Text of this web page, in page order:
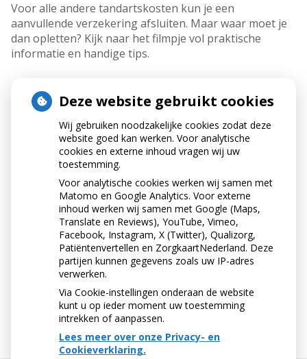
Voor alle andere tandartskosten kun je een
aanvullende verzekering afsluiten. Maar waar moet je
dan opletten? Kijk naar het filmpje vol praktische
informatie en handige tips.
Besluit je over te stappen naar een andere
zorgverzekeraar? Doe dit dan uiterlijk 31 december.
Dan heb je nog een hele maand de tijd om een andere
verzekering en/of aanvullende tandartsverzekering
afsluiten, maar dan moet je je oude verzekering wel
voor 1 januari hebben beëindigd. De nieuwe
zorgverzekering en de aanvullende pakketten gaan
dan met terugwerkende kracht in.
HANDIGE
VERGELIJKINGSSITES
Wil je zorgverzekeringen vergelijken? Kijk dan op de
websites van deConsumentenbondofZorgwijzer
Deze website gebruikt cookies
Wij gebruiken noodzakelijke cookies zodat deze
website goed kan werken. Voor analytische
cookies en externe inhoud vragen wij uw
toestemming.
Voor analytische cookies werken wij samen met
Matomo en Google Analytics. Voor externe
inhoud werken wij samen met Google (Maps,
Translate en Reviews), YouTube, Vimeo,
Facebook, Instagram, X (Twitter), Qualizorg,
Patiëntenvertellen en ZorgkaartNederland. Deze
partijen kunnen gegevens zoals uw IP-adres
verwerken.
Via Cookie-instellingen onderaan de website
kunt u op ieder moment uw toestemming
intrekken of aanpassen.
Lees meer over onze Privacy- en
Cookieverklaring.